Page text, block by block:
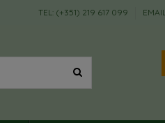
TEL: (+351) 219 617 099